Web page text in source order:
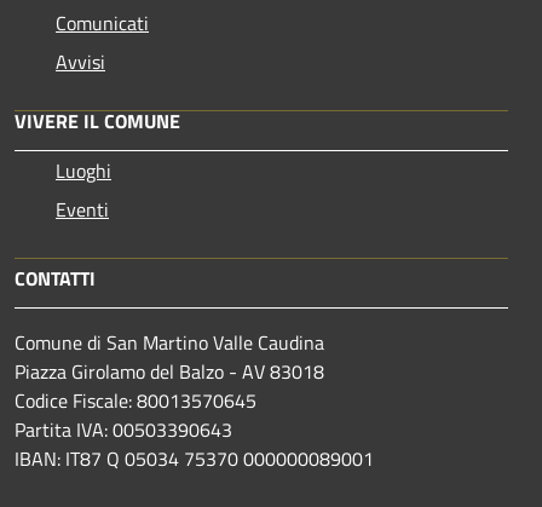
Comunicati
Avvisi
VIVERE IL COMUNE
Luoghi
Eventi
CONTATTI
Comune di San Martino Valle Caudina
Piazza Girolamo del Balzo - AV 83018
Codice Fiscale: 80013570645
Partita IVA: 00503390643
IBAN: IT87 Q 05034 75370 000000089001